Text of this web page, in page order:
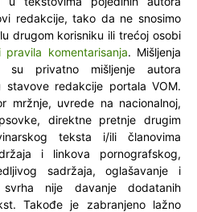
redakcije, tako da ne snosimo
drugom korisniku ili trećoj osobi
pravila komentarisanja. Mišljenja
su privatno mišljenje autora
redakcije portala VOM.
mržnje, uvrede na nacionalnoj,
direktne pretnje drugim
teksta i/ili članovima
i linkova pornografskog,
sadržaja, oglašavanje i
nije davanje dodatanih
Takođe je zabranjeno lažno